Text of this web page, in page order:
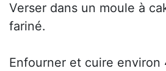
Verser dans un moule à
fariné.
Enfourner et cuire environ